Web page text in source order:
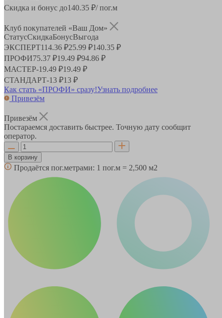
Скидка и бонус до140.35 ₽/ пог.м
Клуб покупателей «Ваш Дом»
СтатусСкидкаБонусВыгода
ЭКСПЕРТ114.36 ₽25.99 ₽140.35 ₽
ПРОФИ75.37 ₽19.49 ₽94.86 ₽
МАСТЕР-19.49 ₽19.49 ₽
СТАНДАРТ-13 ₽13 ₽
Как стать «ПРОФИ» сразу!Узнать подробнее
Привезём
Привезём
Постараемся доставить быстрее. Точную дату сообщит
оператор.
В корзину
Продаётся пог.метрами: 1 пог.м = 2,500 м2